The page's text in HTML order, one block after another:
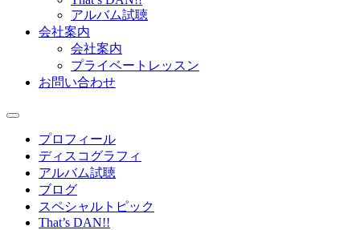
アルバム試聴
会社案内
会社案内
プライベートレッスン
お問い合わせ
プロフィール
ディスコグラフィ
アルバム試聴
ブログ
スペシャルトピック
That’s DAN!!